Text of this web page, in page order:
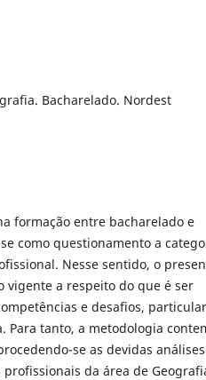
Bacharelado. Nordest
formação entre bacharelado e
como questionamento a
Nesse sentido, o
vigente a respeito do que é ser
e desafios,
Para tanto, a metodologia
se as devidas
da área de